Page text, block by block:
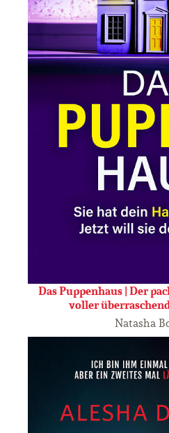
Das Puppenhaus | Der
voller
Natasha